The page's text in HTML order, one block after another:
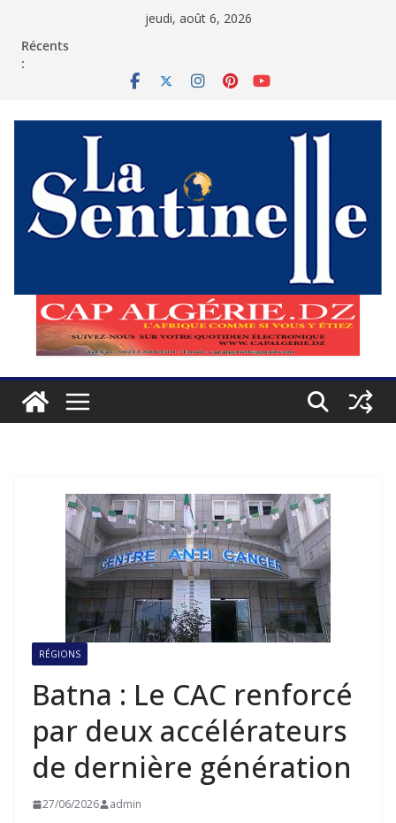
jeudi, août 6, 2026
Récents
:
RÉGIONS
Batna : Le CAC renforcé
par deux accélérateurs
de dernière génération
27/06/2026 admin